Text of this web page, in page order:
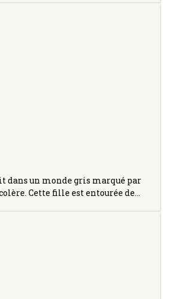
dans un monde gris marqué par
Cette fille est entourée de…